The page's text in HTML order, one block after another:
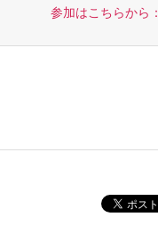
参加はこちらから：